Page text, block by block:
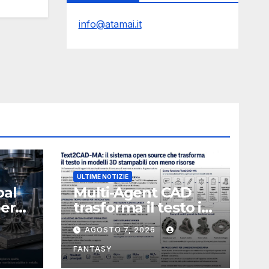
info@atamai.it
ULTIME NOTIZIE
Multi-Agent CAD
trasforma il testo in
CAD usando 116
volte meno token
AGOSTO 7, 2026
FANTASY